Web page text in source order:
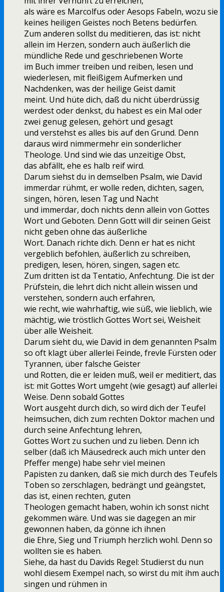
als wäre es Marcolfus oder Aesops Fabeln, wozu sie
keines heiligen Geistes noch Betens bedürfen.
Zum anderen sollst du meditieren, das ist: nicht
allein im Herzen, sondern auch äußerlich die
mündliche Rede und geschriebenen Worte
im Buch immer treiben und reiben, lesen und
wiederlesen, mit fleißigem Aufmerken und
Nachdenken, was der heilige Geist damit
meint. Und hüte dich, daß du nicht überdrüssig
werdest oder denkst, du habest es ein Mal oder
zwei genug gelesen, gehört und gesagt
und verstehst es alles bis auf den Grund. Denn
daraus wird nimmermehr ein sonderlicher
Theologe. Und sind wie das unzeitige Obst,
das abfällt, ehe es halb reif wird.
Darum siehst du in demselben Psalm, wie David
immerdar rühmt, er wolle reden, dichten, sagen,
singen, hören, lesen Tag und Nacht
und immerdar, doch nichts denn allein von Gottes
Wort und Geboten. Denn Gott will dir seinen Geist
nicht geben ohne das äußerliche
Wort. Danach richte dich. Denn er hat es nicht
vergeblich befohlen, äußerlich zu schreiben,
predigen, lesen, hören, singen, sagen etc.
Zum dritten ist da Tentatio, Anfechtung. Die ist der
Prüfstein, die lehrt dich nicht allein wissen und
verstehen, sondern auch erfahren,
wie recht, wie wahrhaftig, wie süß, wie lieblich, wie
mächtig, wie tröstlich Gottes Wort sei, Weisheit
über alle Weisheit.
Darum sieht du, wie David in dem genannten Psalm
so oft klagt über allerlei Feinde, frevle Fürsten oder
Tyrannen, über falsche Geister
und Rotten, die er leiden muß, weil er meditiert, das
ist: mit Gottes Wort umgeht (wie gesagt) auf allerlei
Weise. Denn sobald Gottes
Wort ausgeht durch dich, so wird dich der Teufel
heimsuchen, dich zum rechten Doktor machen und
durch seine Anfechtung lehren,
Gottes Wort zu suchen und zu lieben. Denn ich
selber (daß ich Mäusedreck auch mich unter den
Pfeffer menge) habe sehr viel meinen
Papisten zu danken, daß sie mich durch des Teufels
Toben so zerschlagen, bedrängt und geängstet,
das ist, einen rechten, guten
Theologen gemacht haben, wohin ich sonst nicht
gekommen wäre. Und was sie dagegen an mir
gewonnen haben, da gönne ich ihnen
die Ehre, Sieg und Triumph herzlich wohl. Denn so
wollten sie es haben.
Siehe, da hast du Davids Regel: Studierst du nun
wohl diesem Exempel nach, so wirst du mit ihm auch
singen und rühmen in